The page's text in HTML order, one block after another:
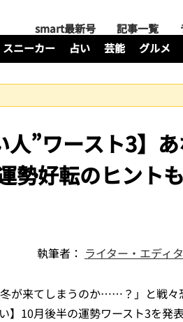
smart最新号 記事一覧
スニーカー 占い 芸能 グルメ
人”ワースト3】
勢好転のヒント
執筆者： ライター・エディ
が来てしまうのか……？」と戦々
】10月後半の運勢ワースト3を発